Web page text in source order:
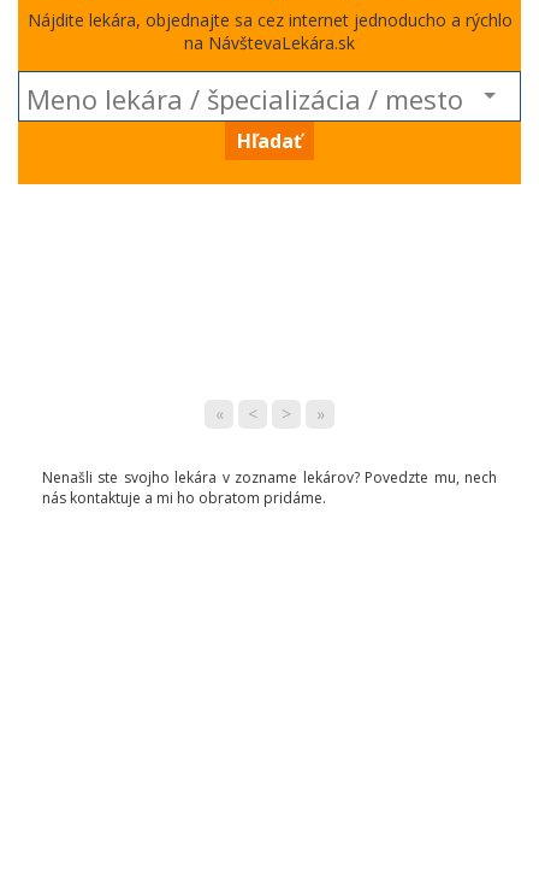
Nájdite lekára, objednajte sa cez internet jednoducho a rýchlo
na NávštevaLekára.sk
Hľadať
« < > »
Nenašli ste svojho lekára v zozname lekárov? Povedzte mu, nech
nás kontaktuje a mi ho obratom pridáme.